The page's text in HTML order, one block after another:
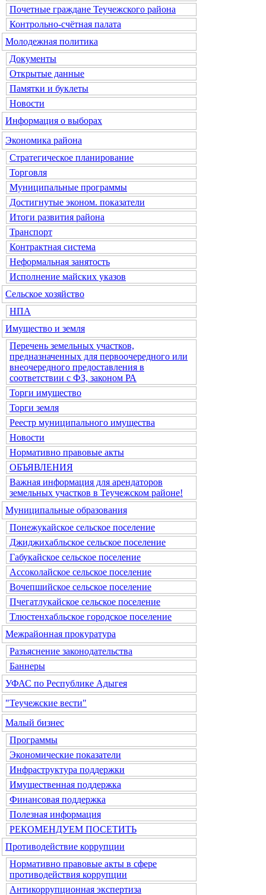
Почетные граждане Теучежского района
Контрольно-счётная палата
Молодежная политика
Документы
Открытые данные
Памятки и буклеты
Новости
Информация о выборах
Экономика района
Стратегическое планирование
Торговля
Муниципальные программы
Достигнутые эконом. показатели
Итоги развития района
Транспорт
Контрактная система
Неформальная занятость
Исполнение майских указов
Сельское хозяйство
НПА
Имущество и земля
Перечень земельных участков,
предназначенных для первоочередного или
внеочередного предоставления в
соответствии с ФЗ, законом РА
Торги имущество
Торги земля
Реестр муниципального имущества
Новости
Нормативно правовые акты
ОБЪЯВЛЕНИЯ
Важная информация для арендаторов
земельных участков в Теучежском районе!
Муниципальные образования
Понежукайское сельское поселение
Джиджихабльское сельское поселение
Габукайское сельское поселение
Ассоколайское сельское поселение
Вочепшийское сельское поселение
Пчегатлукайское сельское поселение
Тлюстенхабльское городское поселение
Межрайонная прокуратура
Разъяснение законодательства
Баннеры
УФАС по Республике Адыгея
"Теучежские вести"
Малый бизнес
Программы
Экономические показатели
Инфраструктура поддержки
Имущественная поддержка
Финансовая поддержка
Полезная информация
РЕКОМЕНДУЕМ ПОСЕТИТЬ
Противодействие коррупции
Нормативно правовые акты в сфере
противодействия коррупции
Антикоррупционная экспертиза